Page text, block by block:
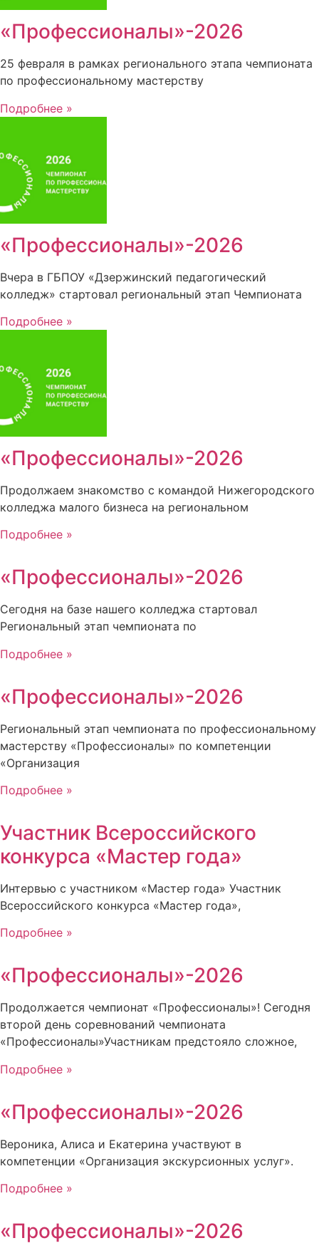
«Профессионалы»-2026
25 февраля в рамках регионального этапа чемпионата
по профессиональному мастерству
Подробнее »
«Профессионалы»-2026
Вчера в ГБПОУ «Дзержинский педагогический
колледж» стартовал региональный этап Чемпионата
Подробнее »
«Профессионалы»-2026
Продолжаем знакомство с командой Нижегородского
колледжа малого бизнеса на региональном
Подробнее »
«Профессионалы»-2026
Сегодня на базе нашего колледжа стартовал
Региональный этап чемпионата по
Подробнее »
«Профессионалы»-2026
Региональный этап чемпионата по профессиональному
мастерству «Профессионалы» по компетенции
«Организация
Подробнее »
Участник Всероссийского
конкурса «Мастер года»
Интервью с участником «Мастер года» Участник
Всероссийского конкурса «Мастер года»,
Подробнее »
«Профессионалы»-2026
Продолжается чемпионат «Профессионалы»! Сегодня
второй день соревнований чемпионата
«Профессионалы»Участникам предстояло сложное,
Подробнее »
«Профессионалы»-2026
Вероника, Алиса и Екатерина участвуют в
компетенции «Организация экскурсионных услуг».
Подробнее »
«Профессионалы»-2026